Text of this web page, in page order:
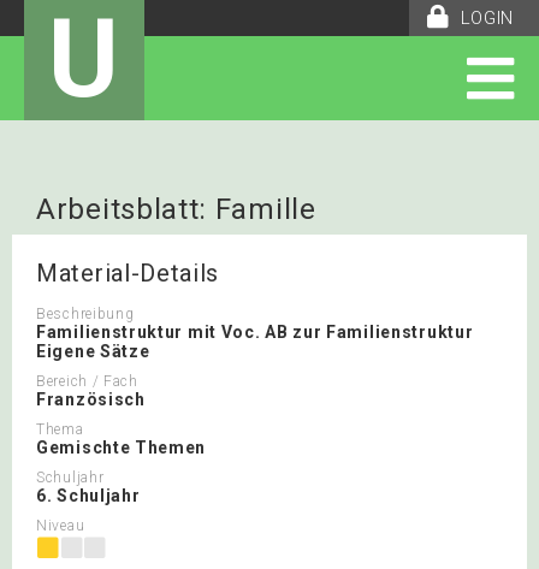
LOGIN
U
Arbeitsblatt: Famille
Material-Details
Beschreibung
Familienstruktur mit Voc. AB zur Familienstruktur
Eigene Sätze
Bereich / Fach
Französisch
Thema
Gemischte Themen
Schuljahr
6. Schuljahr
Niveau